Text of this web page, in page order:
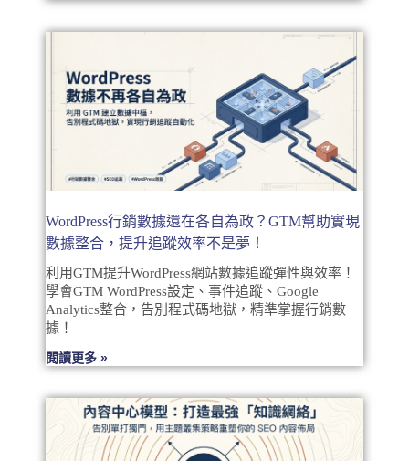
WordPress行銷數據還在各自為政？GTM幫助實現
數據整合，提升追蹤效率不是夢！
利用GTM提升WordPress網站數據追蹤彈性與效率！
學會GTM WordPress設定、事件追蹤、Google
Analytics整合，告別程式碼地獄，精準掌握行銷數
據！
閱讀更多 »